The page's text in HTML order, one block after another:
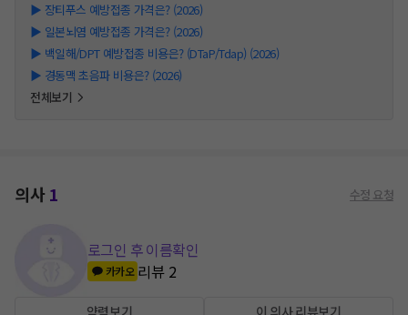
▶ 장티푸스 예방접종 가격은? (2026)
▶ 일본뇌염 예방접종 가격은? (2026)
▶ 백일해/DPT 예방접종 비용은? (DTaP/Tdap) (2026)
▶ 경동맥 초음파 비용은? (2026)
전체보기
의사1 수정 요청
로그인 후 이름확인
카카오 리뷰 2
약력보기 이 의사 리뷰보기